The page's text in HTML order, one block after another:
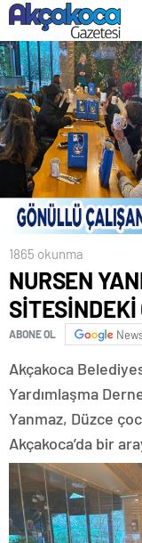
1865 okunma
NURSEN
ABONE OL
Akçakoca
Yardımlaşma
Yanmaz, Düzce
Akçakoca’da bir